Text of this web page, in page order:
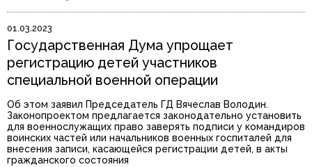
01.03.2023
Государственная Дума упрощает
регистрацию детей участников
специальной военной операции
Об этом заявил Председатель ГД Вячеслав Володин.
Законопроектом предлагается законодательно установить
для военнослужащих право заверять подписи у командиров
воинских частей или начальников военных госпиталей для
внесения записи, касающейся регистрации детей, в акты
гражданского состояния